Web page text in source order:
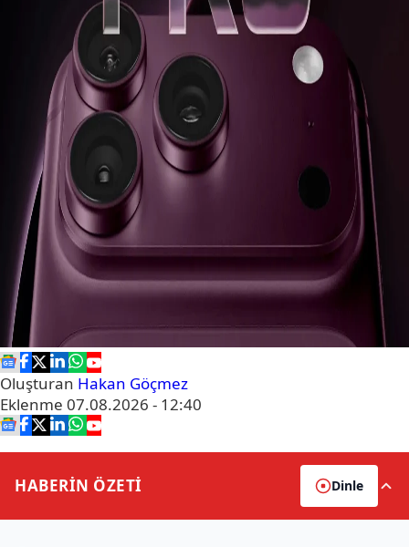
Oluşturan Hakan Göçmez
Eklenme 07.08.2026 - 12:40
HABERİN ÖZETİ Dinle